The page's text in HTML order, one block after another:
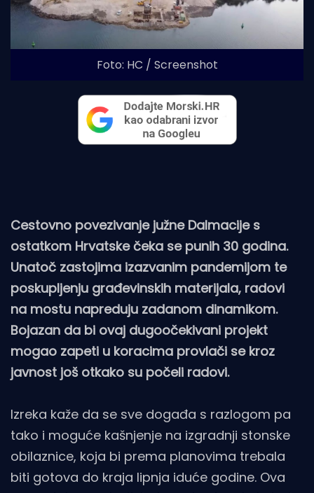
Foto: HC / Screenshot
Cestovno povezivanje južne Dalmacije s
ostatkom Hrvatske čeka se punih 30 godina.
Unatoč zastojima izazvanim pandemijom te
poskupljenju građevinskih materijala, radovi
na mostu napreduju zadanom dinamikom.
Bojazan da bi ovaj dugoočekivani projekt
mogao zapeti u koracima provlači se kroz
javnost još otkako su počeli radovi.
Izreka kaže da se sve događa s razlogom pa
tako i moguće kašnjenje na izgradnji stonske
obilaznice, koja bi prema planovima trebala
biti gotova do kraja lipnja iduće godine. Ova